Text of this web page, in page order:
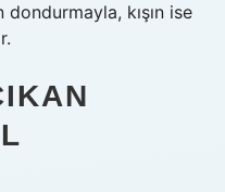
kışın ise